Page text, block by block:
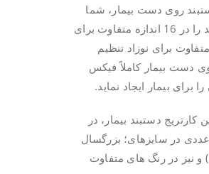
روی دست بیمار، شما
می توانید سایز دستبند را در 16 اندازه متفاوت برای
12 اندازه متفاوت برای نوزاد تنظیم
دست بیمار کاملاً فیکس
بیمار ایجاد نماید.
کارتریج دستبند بیمار، در
رول های 100 و 200 عددی در سایزهای؛ بزرگسال
(132R) و نوزاد (131R) و نیز در رنگ های متفاوت